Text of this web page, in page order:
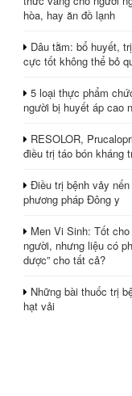
hòa, hay ăn đồ lạnh
Dâu tằm: bổ huyết,
cực tốt không thể bỏ
5 loại thực phẩm
người bị huyết áp cao
RESOLOR,
điều trị táo bón kháng
Điều trị bệnh vảy nến
phương pháp Đông y
Men Vi Sinh: Tốt
người, nhưng liệu có
dược” cho tất cả?
Những bài thuốc trị
hạt vải